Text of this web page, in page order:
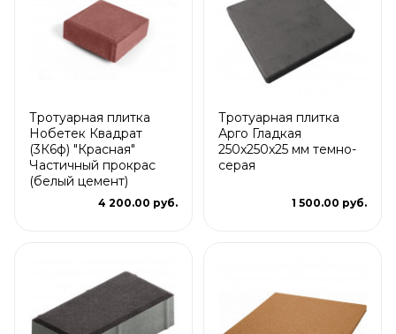
Тротуарная плитка
Нобетек Квадрат
(3К6ф) "Красная"
Частичный прокрас
(белый цемент)
4 200.00 руб.
Тротуарная плитка
Арго Гладкая
250x250x25 мм темно-
серая
1 500.00 руб.